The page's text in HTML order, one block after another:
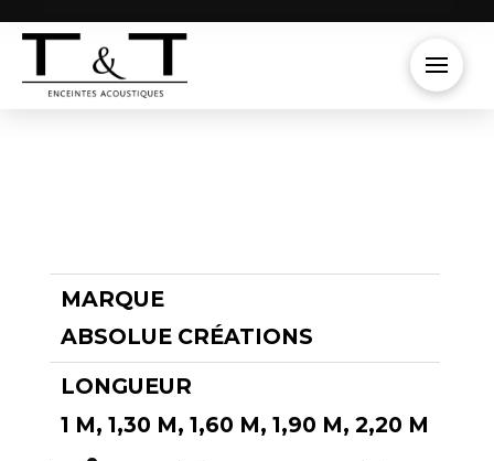
MARQUE
ABSOLUE CRÉATIONS
LONGUEUR
1 M, 1,30 M, 1,60 M, 1,90 M, 2,20 M